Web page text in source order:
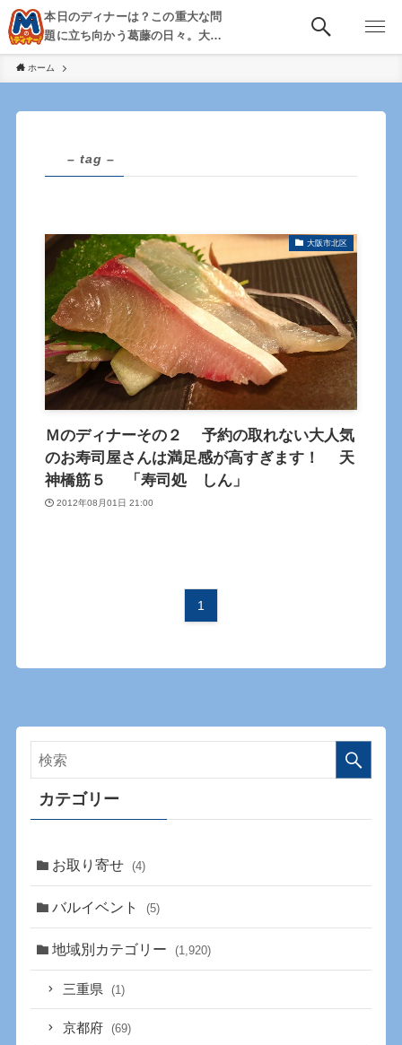
本日のディナーは？この重大な問
題に立ち向かう葛藤の日々。大
阪・京都・神戸を中心とした食べ
歩き、飲み歩きを綴る。
ホーム
– tag –
大阪市北区
Ｍのディナーその２ 予約の取れない大人気
のお寿司屋さんは満足感が高すぎます！ 天
神橋筋５ 「寿司処 しん」
2012年08月01日 21:00
1
カテゴリー
お取り寄せ (4)
バルイベント (5)
地域別カテゴリー (1,920)
三重県 (1)
京都府 (69)